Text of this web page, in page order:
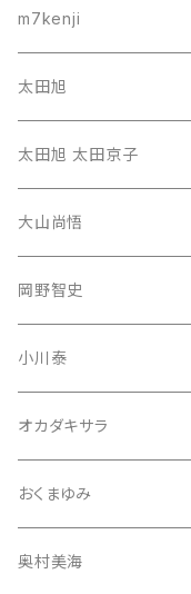
m7kenji
太田旭
太田旭 太田京子
大山尚悟
岡野智史
小川泰
オカダキサラ
おくまゆみ
奥村美海